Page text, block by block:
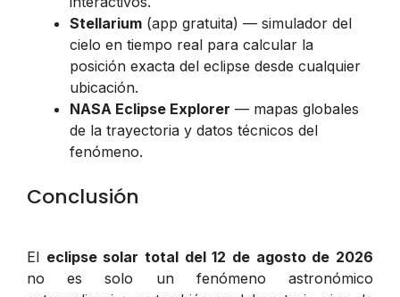
Stellarium (app gratuita) — simulador del
cielo en tiempo real para calcular la
posición exacta del eclipse desde cualquier
ubicación.
NASA Eclipse Explorer — mapas globales
de la trayectoria y datos técnicos del
fenómeno.
Conclusión
El eclipse solar total del 12 de agosto de 2026
no es solo un fenómeno astronómico